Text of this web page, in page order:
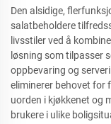
Den alsidige,
salatbeholdere
livsstiler ved å
løsning som tilpasser
oppbevaring og
eliminerer behovet for
uorden i kjøkkenet og
brukere i ulike